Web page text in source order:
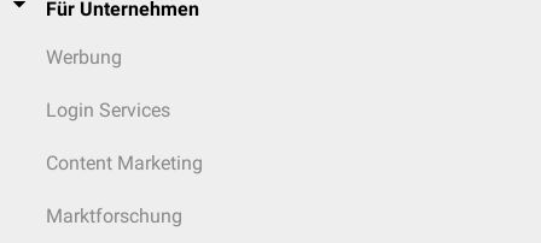
Für Unternehmen
Werbung
Login Services
Content Marketing
Marktforschung